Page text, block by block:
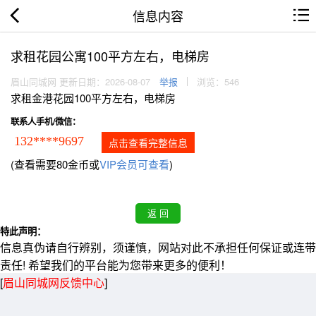
信息内容
求租花园公寓100平方左右，电梯房
眉山同城网 更新日期：2026-08-07 举报 浏览：546
求租金港花园100平方左右，电梯房
联系人手机/微信：
132****9697 点击查看完整信息
(查看需要80金币或VIP会员可查看)
特此声明：
信息真伪请自行辨别，须谨慎，网站对此不承担任何保证或连带
责任! 希望我们的平台能为您带来更多的便利！
[眉山同城网反馈中心]